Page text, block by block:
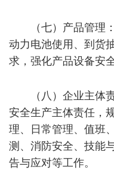
（七）产品管理
动力电池使用、到货
求，强化产品设备安
（八）企业主
安全生产主体责任，
理、日常管理、值班
测、消防安全、技能
告与应对等工作。